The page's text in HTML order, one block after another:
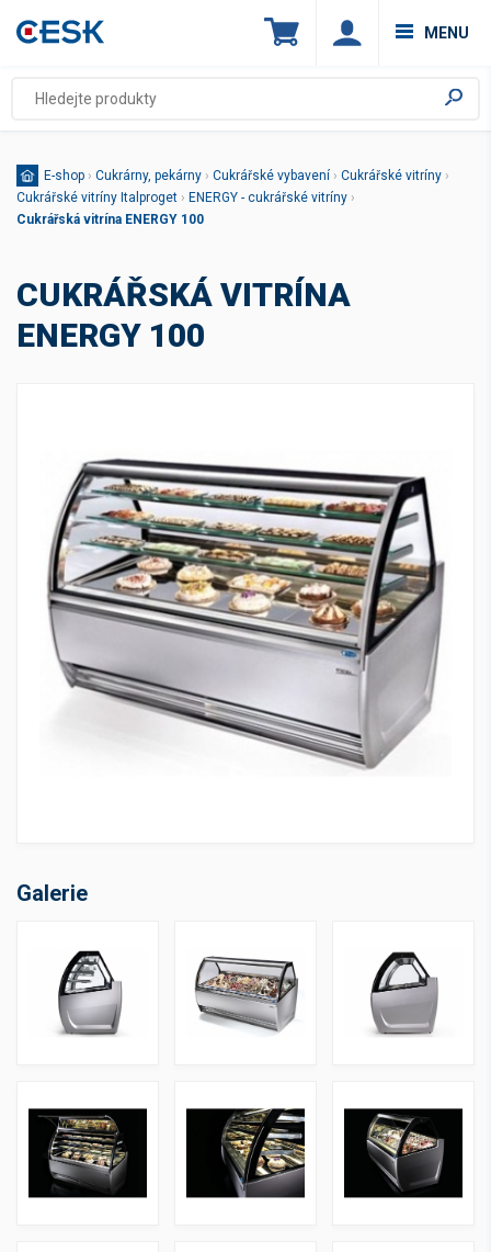
MENU
E-shop › Cukrárny, pekárny › Cukrářské vybavení › Cukrářské vitríny ›
Cukrářské vitríny Italproget › ENERGY - cukrářské vitríny ›
Cukrářská vitrína ENERGY 100
CUKRÁŘSKÁ VITRÍNA
ENERGY 100
Galerie